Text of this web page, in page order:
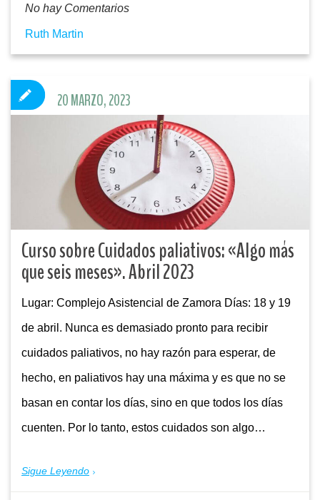
No hay Comentarios
Ruth Martin
Curso sobre Cuidados paliativos: «Algo más
que seis meses». Abril 2023
Lugar: Complejo Asistencial de Zamora Días: 18 y 19
de abril. Nunca es demasiado pronto para recibir
cuidados paliativos, no hay razón para esperar, de
hecho, en paliativos hay una máxima y es que no se
basan en contar los días, sino en que todos los días
cuenten. Por lo tanto, estos cuidados son algo…
Sigue Leyendo
20 MARZO, 2023